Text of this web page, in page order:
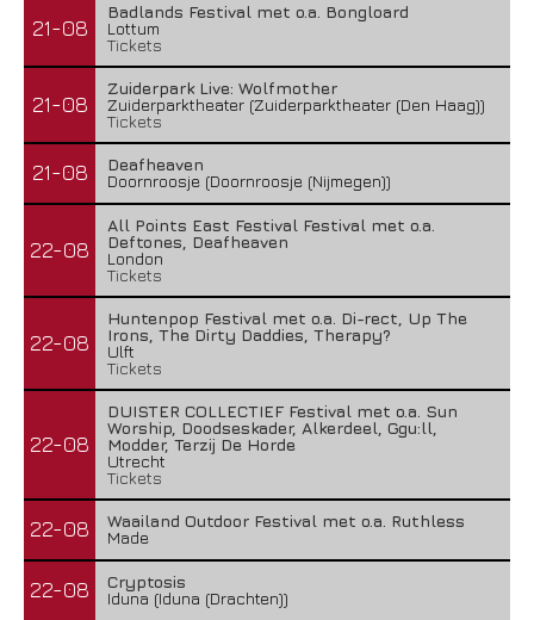
21-08
Badlands Festival met o.a. Bongloard
Lottum
Tickets
21-08
Zuiderpark Live: Wolfmother
Zuiderparktheater (Zuiderparktheater (Den Haag))
Tickets
21-08
Deafheaven
Doornroosje (Doornroosje (Nijmegen))
22-08
All Points East Festival Festival met o.a.
Deftones, Deafheaven
London
Tickets
22-08
Huntenpop Festival met o.a. Di-rect, Up The
Irons, The Dirty Daddies, Therapy?
Ulft
Tickets
22-08
DUISTER COLLECTIEF Festival met o.a. Sun
Worship, Doodseskader, Alkerdeel, Ggu:ll,
Modder, Terzij De Horde
Utrecht
Tickets
22-08
Waailand Outdoor Festival met o.a. Ruthless
Made
22-08
Cryptosis
Iduna (Iduna (Drachten))